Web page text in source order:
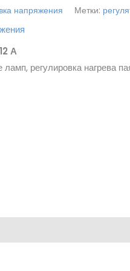
напряжения Метки:
А
регулировка нагрева